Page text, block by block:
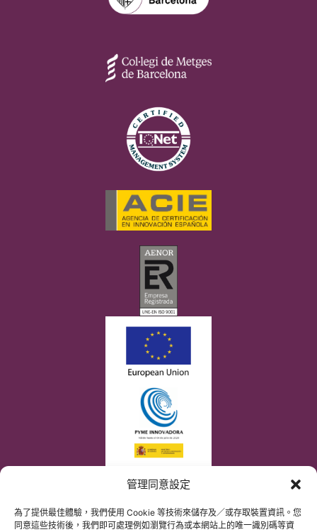
管理同意設定
為了提供最佳體驗，我們使用 Cookie 等技術來儲存及／或存取裝置資訊。您
同意這些技術後，我們即可處理例如瀏覽行為或本網站上的唯一識別碼等資